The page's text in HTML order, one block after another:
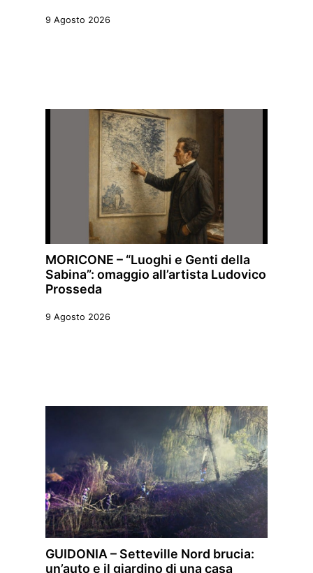
9 Agosto 2026
MORICONE – “Luoghi e Genti della
Sabina”: omaggio all’artista Ludovico
Prosseda
9 Agosto 2026
GUIDONIA – Setteville Nord brucia:
un’auto e il giardino di una casa